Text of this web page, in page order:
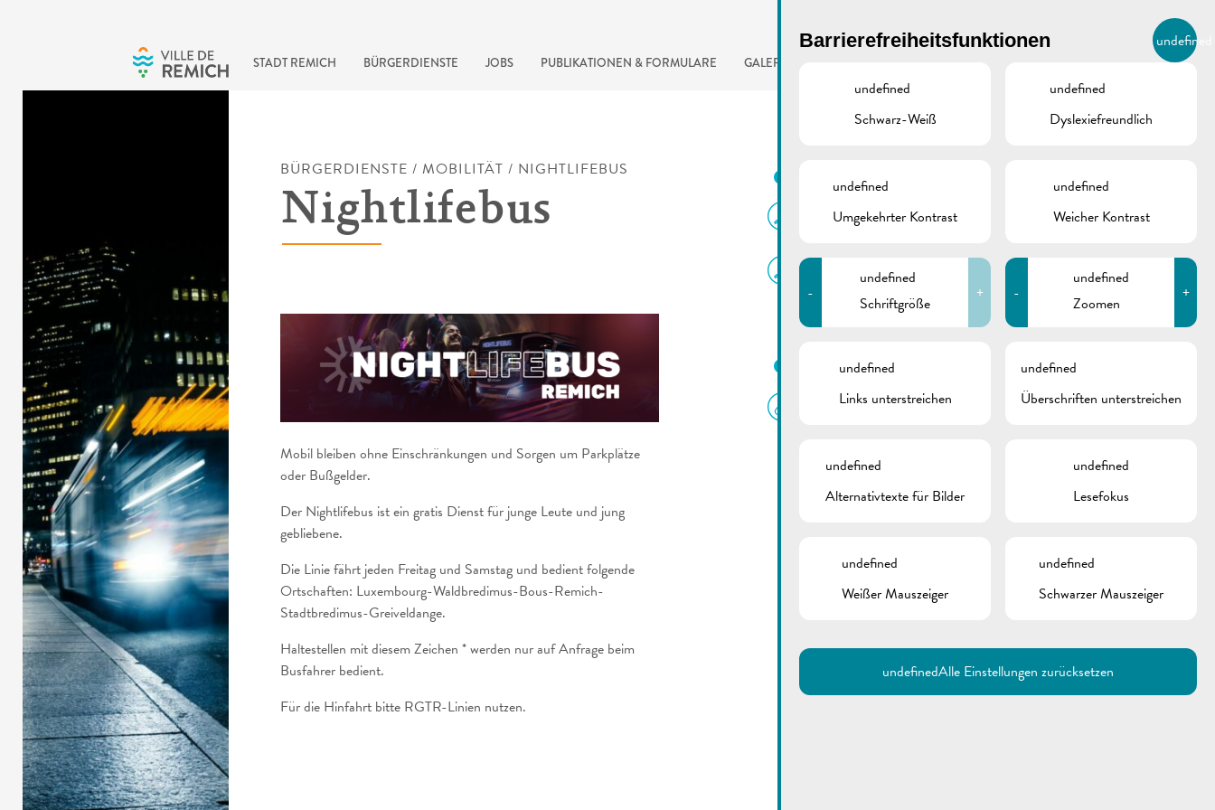
STADT REMICH BÜRGERDIENSTE JOBS PUBLIKATIONEN & FORMULARE GALERIE DE
BIERGER.REMICH.LU
Utilisez la recherche pour
Comme par exemple des contacts, des
informations ou de documents.
BÜRGERDIENSTE / MOBILITÄT / NIGHTLIFEBUS
Nightlifebus
Mobil bleiben ohne Einschränkungen und Sorgen um Parkplätze
oder Bußgelder.
Der Nightlifebus ist ein gratis Dienst für junge Leute und jung
gebliebene.
Die Linie fährt jeden Freitag und Samstag und bedient folgende
Ortschaften: Luxembourg-Waldbredimus-Bous-Remich-
Stadtbredimus-Greiveldange.
Haltestellen mit diesem Zeichen * werden nur auf Anfrage beim
Busfahrer bedient.
Für die Hinfahrt bitte RGTR-Linien nutzen.
DOKUMENTE
Nightlifebus | Fahrplan ab
Nightlifebus | Fahrplan
Vorabend
Nationalfeiertag 2026
LINKS
Nightlifebus
Barrierefreiheitsfunktionen undefined
undefined
Schwarz-Weiß
undefined
Dyslexiefreundlich
undefined
Umgekehrter Kontrast
undefined
Weicher Kontrast
-
undefined
Schriftgröße
+ -
undefined
Zoomen
+
undefined
Links unterstreichen
undefined
Überschriften unterstreichen
undefined
Alternativtexte für Bilder
undefined
Lesefokus
undefined
Weißer Mauszeiger
undefined
Schwarzer Mauszeiger
undefinedAlle Einstellungen zurücksetzen